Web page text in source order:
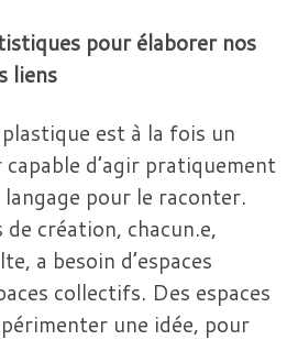
pour élaborer nos
liens
est à la fois un
d’agir pratiquement
pour le raconter.
de création, chacun.e,
a besoin d’espaces
collectifs. Des espaces
une idée, pour